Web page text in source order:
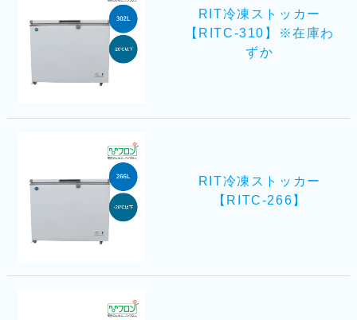
RIT冷凍ストッカー
【RITC-310】※在庫わ
ずか
RIT冷凍ストッカー
【RITC-266】